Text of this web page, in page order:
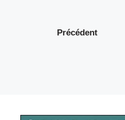
Précédent